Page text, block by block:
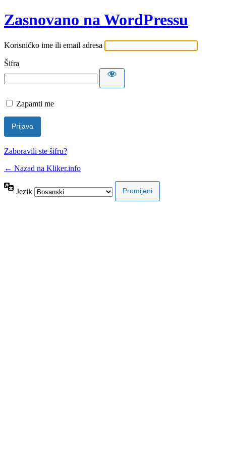
Zasnovano na WordPressu
Korisničko ime ili email adresa
Šifra
Zapamti me
Zaboravili ste šifru?
← Nazad na Kliker.info
Jezik